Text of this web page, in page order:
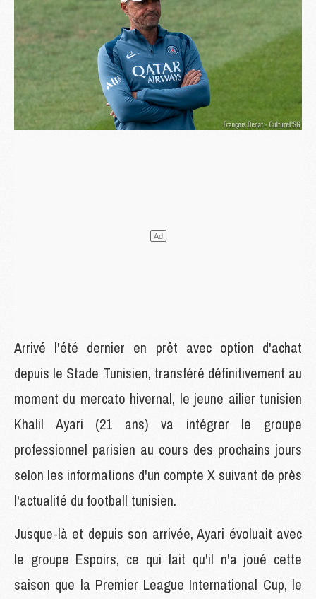
Arrivé l'été dernier en prêt avec option d'achat
depuis le Stade Tunisien, transféré définitivement au
moment du mercato hivernal, le jeune ailier tunisien
Khalil Ayari (21 ans) va intégrer le groupe
professionnel parisien au cours des prochains jours
selon les informations d'un compte X suivant de près
l'actualité du football tunisien.
Jusque-là et depuis son arrivée, Ayari évoluait avec
le groupe Espoirs, ce qui fait qu'il n'a joué cette
saison que la Premier League International Cup, le